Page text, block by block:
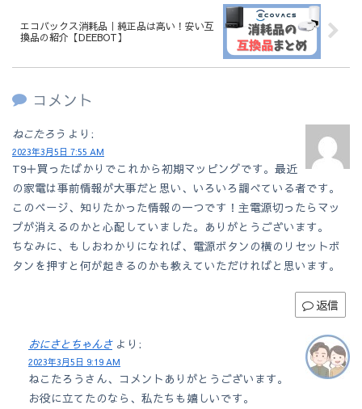
エコバックス消耗品｜純正品は高い！安い互
換品の紹介【DEEBOT】
コメント
ねこたろう より:
2023年3月5日 7:55 AM
T9＋買ったばかりでこれから初期マッピングです。最近
の家電は事前情報が大事だと思い、いろいろ調べている者です。
このページ、知りたかった情報の一つです！主電源切ったらマッ
プが消えるのかと心配していました。ありがとうございます。
ちなみに、もしおわかりになれば、電源ボタンの横のリセットボ
タンを押すと何が起きるのかも教えていただければと思います。
返信
おにさとちゃんさ より:
2023年3月5日 9:19 AM
ねこたろうさん、コメントありがとうございます。
お役に立てたのなら、私たちも嬉しいです。